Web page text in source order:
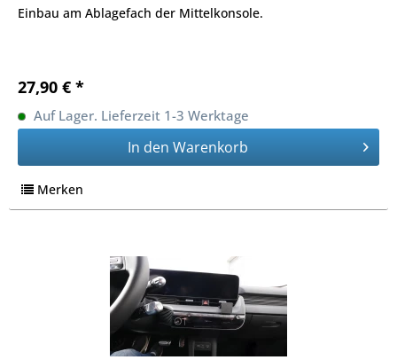
Einbau am Ablagefach der Mittelkonsole.
27,90 € *
Auf Lager. Lieferzeit 1-3 Werktage
In den Warenkorb
Merken